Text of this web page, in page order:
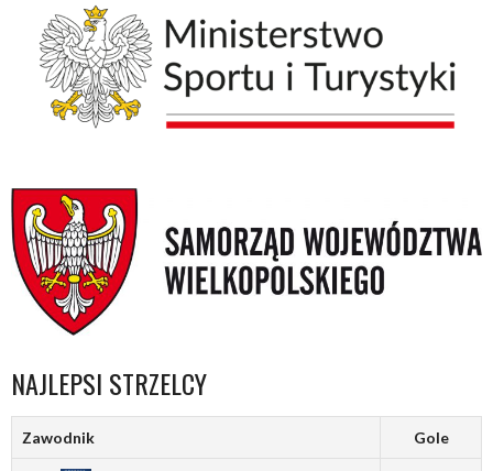
NAJLEPSI STRZELCY
Zawodnik Gole